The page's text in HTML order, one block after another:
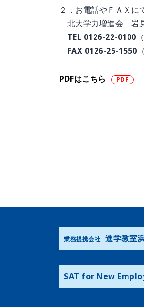
２．お電話やＦＡＸに
北大学力増進会 岩
TEL 0126-22-0100（
FAX 0126-25-1550（
PDFはこちら
業務提携会社 進学教室
SAT for New